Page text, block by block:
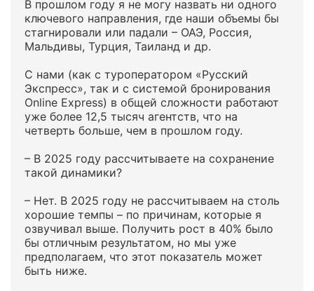
В прошлом году я не могу назвать ни одного
ключевого направления, где наши объемы бы
стагнировали или падали – ОАЭ, Россия,
Мальдивы, Турция, Таиланд и др.
С нами (как с туроператором «Русский
Экспресс», так и с системой бронирования
Online Express) в общей сложности работают
уже более 12,5 тысяч агентств, что на
четверть больше, чем в прошлом году.
– В 2025 году рассчитываете на сохранение
такой динамики?
– Нет. В 2025 году не рассчитываем на столь
хорошие темпы – по причинам, которые я
озвучивал выше. Получить рост в 40% было
бы отличным результатом, но мы уже
предполагаем, что этот показатель может
быть ниже.